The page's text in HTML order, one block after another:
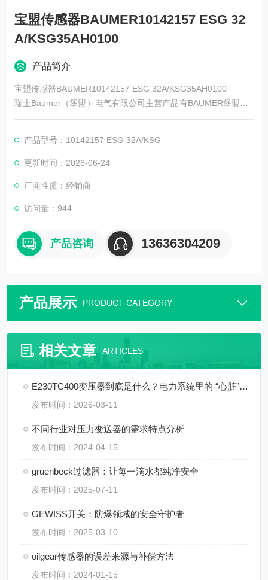
宝盟传感器BAUMER10142157 ESG 32
A/KSG35AH0100
产品简介
宝盟传感器BAUMER10142157 ESG 32A/KSG35AH0100
瑞士Baumer（堡盟）电气有限公司主营产品有BAUMER堡盟、B
AUMER编码器、BAUMER传感器、BAUMER控制器、BAUMER
ER光电开关、BAUMER限位开关、宝盟传感器
产品型号：10142157 ESG 32A/KSG
更新时间：2026-06-24
厂商性质：经销商
访问量：944
产品咨询 13636304209
产品展示 PRODUCT CATEGORY
相关文章 ARTICLES
E230TC400变压器到底是什么？电力系统里的 “心脏” 角色
发布时间：2026-03-11
不同行业对压力变送器的需求特点分析
发布时间：2024-04-15
gruenbeck过滤器：让每一滴水都纯净安全
发布时间：2025-07-11
GEWISS开关：防爆领域的安全守护者
发布时间：2025-03-10
oilgear传感器的误差来源与补偿方法
发布时间：2024-01-15